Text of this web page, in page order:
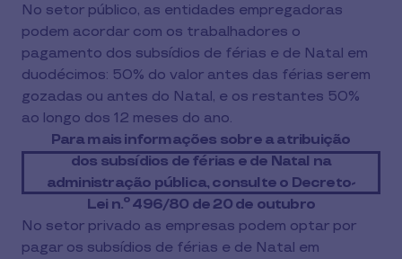
No setor público, as entidades empregadoras
podem acordar com os trabalhadores o
pagamento dos subsídios de férias e de Natal em
duodécimos: 50% do valor antes das férias serem
gozadas ou antes do Natal, e os restantes 50%
ao longo dos 12 meses do ano.
Para mais informações sobre a atribuição
dos subsídios de férias e de Natal na
administração pública, consulte o Decreto-
Lei n.º 496/80 de 20 de outubro
No setor privado as empresas podem optar por
pagar os subsídios de férias e de Natal em